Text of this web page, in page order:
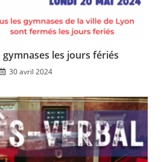
les jours fériés
30 avril 2024